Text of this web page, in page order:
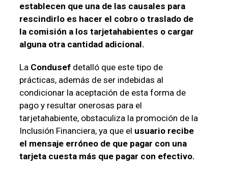
establecen que una de las causales para
rescindirlo es hacer el cobro o traslado de
la comisión a los tarjetahabientes o cargar
alguna otra cantidad adicional.
La Condusefdetalló que este tipo de
prácticas, además de ser indebidas al
condicionar la aceptación de esta forma de
pago y resultar onerosas para el
tarjetahabiente, obstaculiza la promoción de la
Inclusión Financiera, ya que el usuario recibe
el mensaje erróneo de que pagar con una
tarjeta cuesta más que pagar con efectivo.